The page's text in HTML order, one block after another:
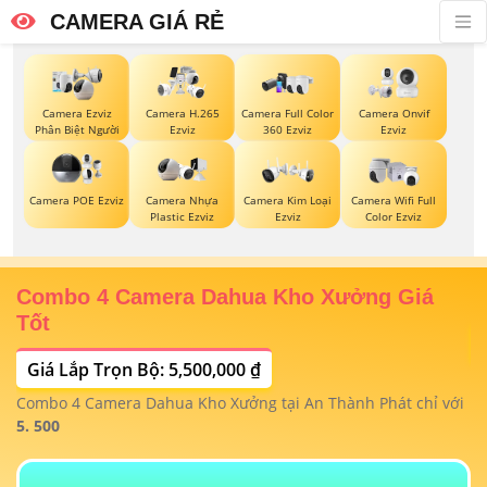
CAMERA GIÁ RẺ
Camera Ezviz
Phân Biệt Người
Camera H.265
Ezviz
Camera Full Color
360 Ezviz
Camera Onvif
Ezviz
Camera POE Ezviz
Camera Nhựa
Plastic Ezviz
Camera Kim Loại
Ezviz
Camera Wifi Full
Color Ezviz
Combo 4 Camera Dahua Kho Xưởng Giá
Tốt
Giá Lắp Trọn Bộ: 5,500,000 ₫
Combo 4 Camera Dahua Kho Xưởng tại An Thành Phát chỉ với
5. 500